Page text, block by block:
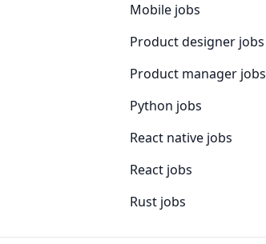
Mobile jobs
Product designer jobs
Product manager jobs
Python jobs
React native jobs
React jobs
Rust jobs